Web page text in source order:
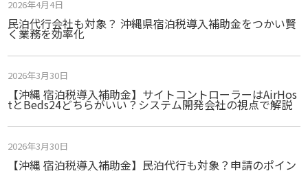
民泊代行会社も対象？ 沖縄県宿泊税導入補助金をつかい賢
く業務を効率化
2026年4月4日
【沖縄 宿泊税導入補助金】サイトコントローラーはAirHos
tとBeds24どちらがいい？システム開発会社の視点で解説
2026年3月30日
【沖縄 宿泊税導入補助金】民泊代行も対象？申請のポイン
2026年3月30日